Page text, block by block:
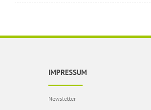
IMPRESSUM
Newsletter